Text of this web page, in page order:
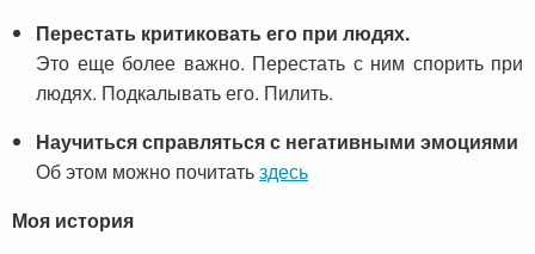
Перестать критиковать его при людях.
Это еще более важно. Перестать с ним спорить при
людях. Подкалывать его. Пилить.
Научиться справляться с негативными эмоциями
Об этом можно почитатьздесь
Моя история